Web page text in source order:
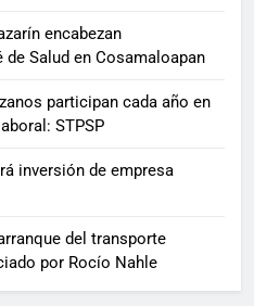
encabezan
Salud en Cosamaloapan
participan cada año en
STPSP
inversión de empresa
del transporte
por Rocío Nahle